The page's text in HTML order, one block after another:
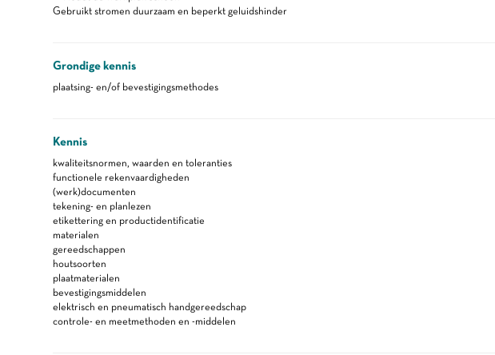
Gebruikt stromen duurzaam en beperkt geluidshinder
Grondige kennis
plaatsing- en/of bevestigingsmethodes
Kennis
kwaliteitsnormen, waarden en toleranties
functionele rekenvaardigheden
(werk)documenten
tekening- en planlezen
etikettering en productidentificatie
materialen
gereedschappen
houtsoorten
plaatmaterialen
bevestigingsmiddelen
elektrisch en pneumatisch handgereedschap
controle- en meetmethoden en -middelen